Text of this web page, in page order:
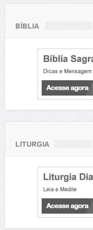
BÍBLIA
LITURGIA